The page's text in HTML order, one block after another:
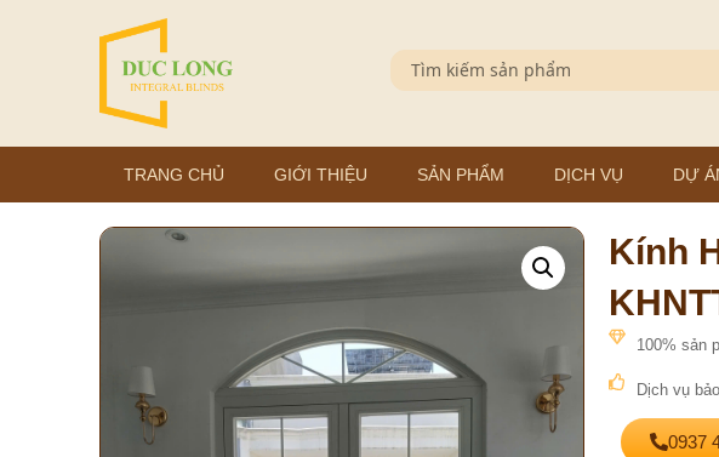
TRANG CHỦ GIỚI THIỆU SẢN PHẨM DỊCH VỤ DỰ
Kính
100% sản
Dịch vụ
0937